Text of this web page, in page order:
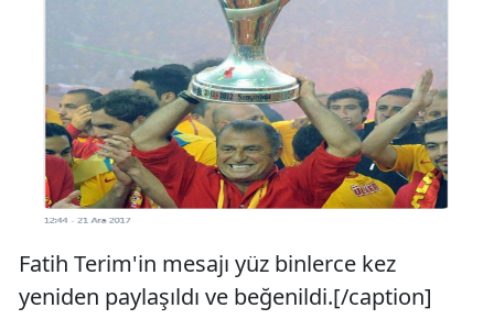
Fatih Terim'in mesajı yüz binlerce kez
yeniden paylaşıldı ve beğenildi.[/caption]